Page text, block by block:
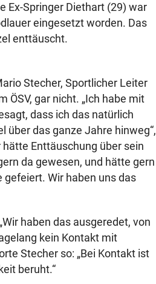
Ex-Springer Diethart (29) war
eingesetzt worden. Das
enttäuscht.
Stecher, Sportlicher Leiter
ÖSV, gar nicht. „Ich habe mit
dass ich das natürlich
über das ganze Jahre hinweg“,
hätte Enttäuschung über sein
da gewesen, und hätte gern
Wir haben uns das
haben das ausgeredet, von
kein Kontakt mit
Stecher so: „Bei Kontakt ist
beruht.“